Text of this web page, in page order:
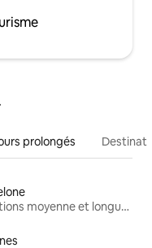
prolongés
Locations moyenne et longue durée